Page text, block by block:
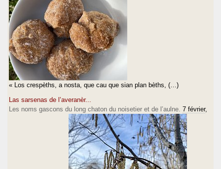
« Los crespèths, a nosta, que cau que sian plan bèths, (…)
Las sarsenas de l’averanèr...
Les noms gascons du long chaton du noisetier et de l’aulne. 7 février,